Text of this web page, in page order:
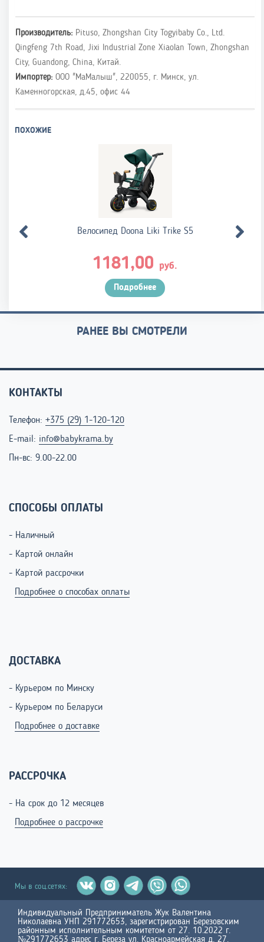
Производитель: Pituso, Zhongshan City Togyibaby Co., Ltd.
Qingfeng 7th Road, Jixi Industrial Zone Xiaolan Town, Zhongshan
City, Guandong, China, Китай.
Импортер: ООО "МаМалыш", 220055, г. Минск, ул.
Каменногорская, д.45, офис 44
ПОХОЖИЕ
Велосипед Doona Liki Trike S5
1181,00 руб.
Подробнее
РАНЕЕ ВЫ СМОТРЕЛИ
КОНТАКТЫ
Телефон: +375 (29) 1-120-120
E-mail: info@babykrama.by
Пн-вс: 9.00-22.00
СПОСОБЫ ОПЛАТЫ
- Наличный
- Картой онлайн
- Картой рассрочки
Подробнее о способах оплаты
ДОСТАВКА
- Курьером по Минску
- Курьером по Беларуси
Подробнее о доставке
РАССРОЧКА
- На срок до 12 месяцев
Подробнее о рассрочке
Мы в соц.сетях:
Индивидуальный Предприниматель Жук Валентина
Николаевна УНП 291772653, зарегистрирован Березовским
районным исполнительным комитетом от 27. 10.2022 г.
№291772653 адрес г. Береза ул. Красноармейская д. 27.